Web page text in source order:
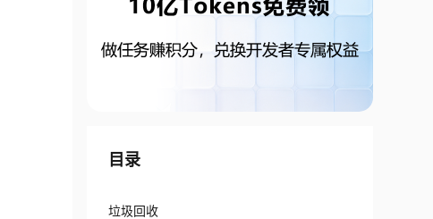
目录
垃圾回收